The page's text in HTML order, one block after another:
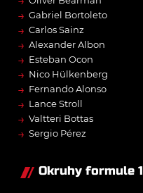
→ Gabriel Bortoleto
→ Carlos Sainz
→ Alexander Albon
→ Esteban Ocon
→ Nico Hülkenberg
→ Fernando Alonso
→ Lance Stroll
→ Valtteri Bottas
→ Sergio Pérez
Okruhy formule 1